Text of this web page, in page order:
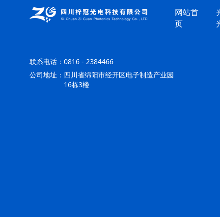
联系电话： 0816 - 2384466
公司地址： 四川省绵阳市经开区电子制造产业园
16栋3楼
网站首
页